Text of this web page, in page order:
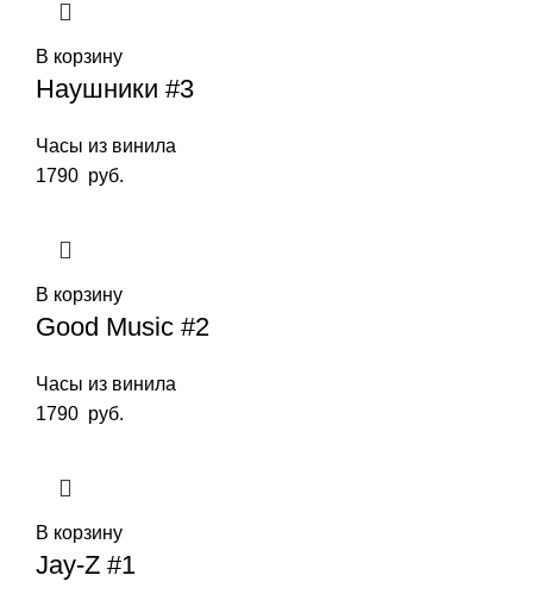
В корзину
Наушники #3
Часы из винила
1790 руб.
В корзину
Good Music #2
Часы из винила
1790 руб.
В корзину
Jay-Z #1